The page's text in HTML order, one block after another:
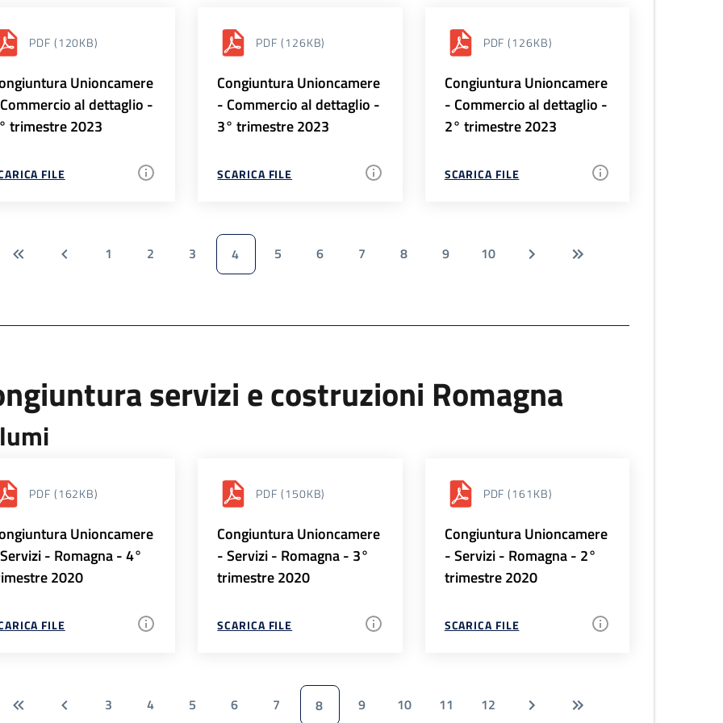
PDF (120KB)
Unioncamere
al dettaglio -
trimestre 2023
FILE
PDF (126KB)
Congiuntura Unioncamere
- Commercio al dettaglio -
3° trimestre 2023
SCARICA FILE
PDF (126KB)
Congiuntura Unioncamere
- Commercio al dettaglio -
2° trimestre 2023
SCARICA FILE
1 2 3 4 5 6 7 8 9 10
servizi e costruzioni Romagna
PDF (162KB)
Unioncamere
- Romagna - 4°
2020
FILE
PDF (150KB)
Congiuntura Unioncamere
- Servizi - Romagna - 3°
trimestre 2020
SCARICA FILE
PDF (161KB)
Congiuntura Unioncamere
- Servizi - Romagna - 2°
trimestre 2020
SCARICA FILE
3 4 5 6 7 8 9 10 11 12